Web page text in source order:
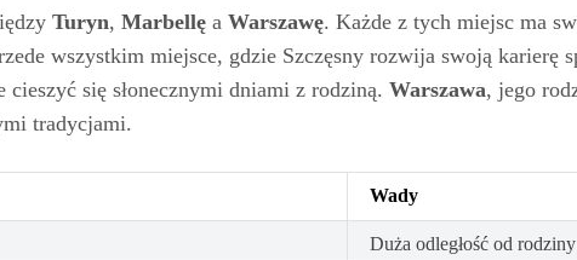
Turyn, Marbellę a Warszawę. Każde z tych miejsc ma
wszystkim miejsce, gdzie Szczęsny rozwija swoją karierę
się słonecznymi dniami z rodziną. Warszawa, jego
tradycjami.
Wady
Duża odległość od rodziny